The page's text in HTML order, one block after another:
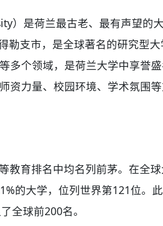
）是荷兰最古老、最有声望的
勒支市，是全球著名的研究型
多个领域，是荷兰大学中享誉
资力量、校园环境、学术氛围
育排名中均名列前茅。在全球
的大学，位列世界第121位。
全球前200名。